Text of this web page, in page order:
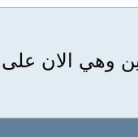
وهي الان